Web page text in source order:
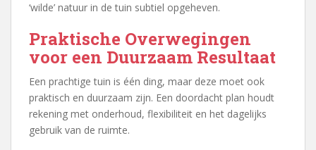
‘wilde’ natuur in de tuin subtiel opgeheven.
Praktische Overwegingen
voor een Duurzaam Resultaat
Een prachtige tuin is één ding, maar deze moet ook
praktisch en duurzaam zijn. Een doordacht plan houdt
rekening met onderhoud, flexibiliteit en het dagelijks
gebruik van de ruimte.